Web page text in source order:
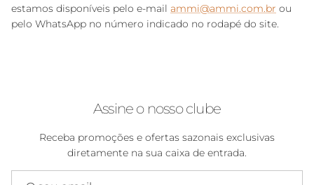
estamos disponíveis pelo e-mail ammi@ammi.com.br ou
pelo WhatsApp no número indicado no rodapé do site.
Assine o nosso clube
Receba promoções e ofertas sazonais exclusivas
diretamente na sua caixa de entrada.